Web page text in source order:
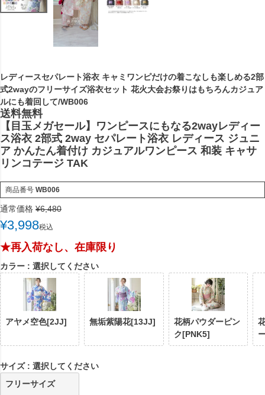
レディースセパレート浴衣 キャミワンピだけの着こなしも楽しめる2部
式2wayのフリーサイズ浴衣セット 花火大会お祭りはもちろんカジュア
ルにも着回して/WB006
送料無料
【目玉メガセール】ワンピースにもなる2wayレディー
ス浴衣 2部式 2way セパレート浴衣 レディース ジュニ
ア かんたん着付け カジュアルワンピース 和装 キャサ
リンコテージ TAK
商品番号 WB006
通常価格 ¥6,480
¥3,998税込
★再入荷なし、在庫限り
カラー 選択してください
アヤメ空色[2JJ] 無垢紫陽花[13JJ]
花柄パウダーピン
ク[PNK5]
サイズ
選択してください
フリーサイズ